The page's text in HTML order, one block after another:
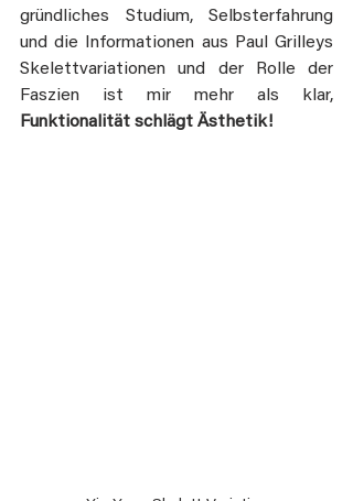
gründliches Studium, Selbsterfahrung
und die Informationen aus Paul Grilleys
Skelettvariationen und der Rolle der
Funktionalität schlägt Ästhetik!